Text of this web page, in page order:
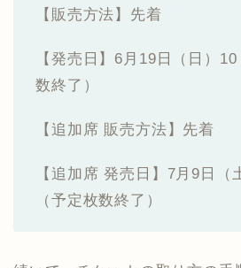
【販売方法】先着
【発売日】6月19日（日）
数終了）
【追加席 販売方法】先着
【追加席 発売日】7月9日（
（予定枚数終了）